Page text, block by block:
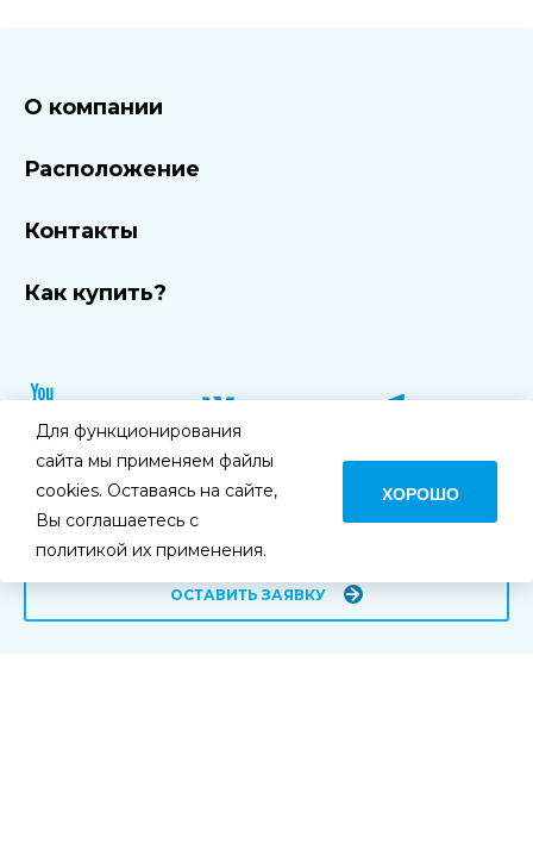
О компании
Расположение
Контакты
Как купить?
+7 (812) 331-27-27
ОСТАВИТЬ ЗАЯВКУ
Для функционирования
сайта мы применяем файлы
cookies. Оставаясь на сайте,
Вы соглашаетесь с
политикой их применения.
ХОРОШО